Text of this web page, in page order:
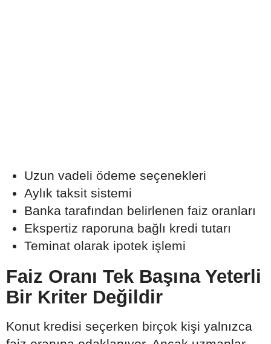
Uzun vadeli ödeme seçenekleri
Aylık taksit sistemi
Banka tarafından belirlenen faiz oranları
Ekspertiz raporuna bağlı kredi tutarı
Teminat olarak ipotek işlemi
Faiz Oranı Tek Başına Yeterli
Bir Kriter Değildir
Konut kredisi seçerken birçok kişi yalnızca